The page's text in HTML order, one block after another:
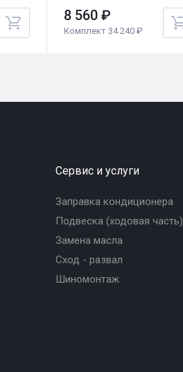
8 560 ₽
Комплект 34 240 ₽
Сервис и услуги
Заправка кондиционера
Подвеска (ходовая часть)
Замена масла
Сход - развал
Шиномонтаж